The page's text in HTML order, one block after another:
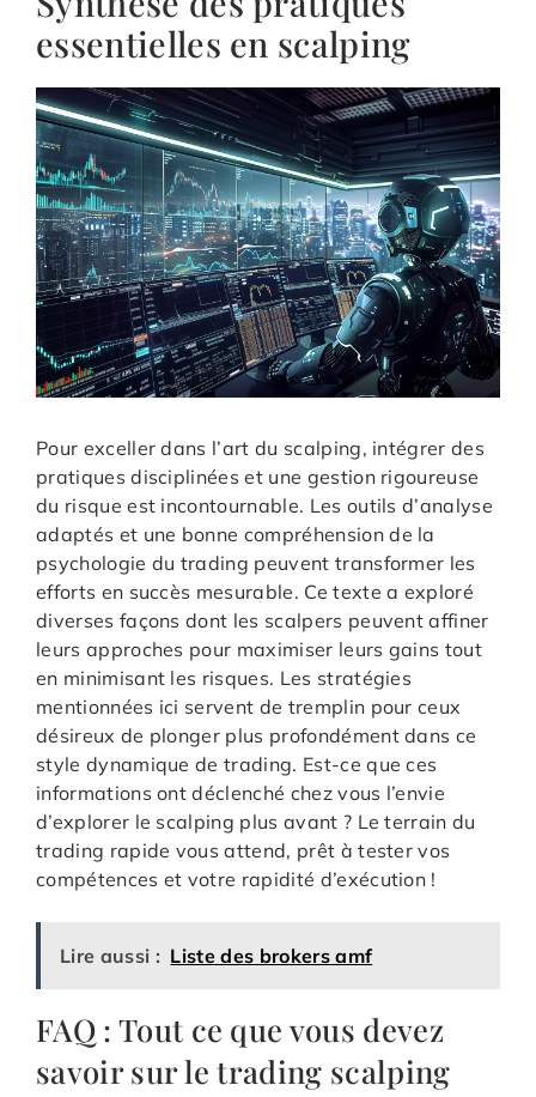
essentielles en scalping
Pour exceller dans l’art du scalping, intégrer des
pratiques disciplinées et une gestion rigoureuse
du risque est incontournable. Les outils d’analyse
adaptés et une bonne compréhension de la
psychologie du trading peuvent transformer les
efforts en succès mesurable. Ce texte a exploré
diverses façons dont les scalpers peuvent affiner
leurs approches pour maximiser leurs gains tout
en minimisant les risques. Les stratégies
mentionnées ici servent de tremplin pour ceux
désireux de plonger plus profondément dans ce
style dynamique de trading. Est-ce que ces
informations ont déclenché chez vous l’envie
d’explorer le scalping plus avant ? Le terrain du
trading rapide vous attend, prêt à tester vos
compétences et votre rapidité d’exécution !
Lire aussi : Liste des brokers amf
FAQ : Tout ce que vous devez
savoir sur le trading scalping